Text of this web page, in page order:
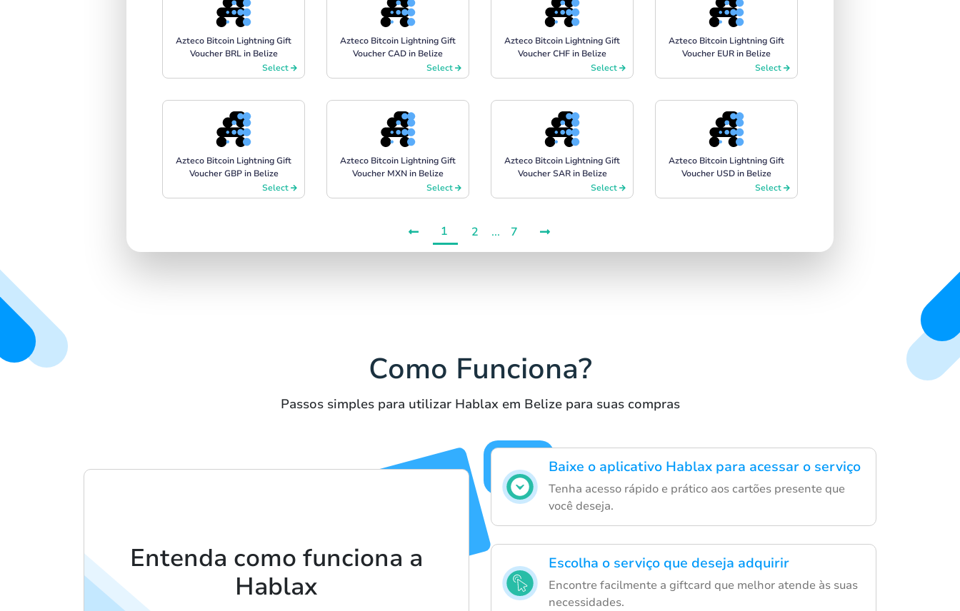
Azteco Bitcoin Lightning Gift
Voucher BRL in Belize
Select
Azteco Bitcoin Lightning Gift
Voucher CAD in Belize
Select
Azteco Bitcoin Lightning Gift
Voucher CHF in Belize
Select
Azteco Bitcoin Lightning Gift
Voucher EUR in Belize
Select
Azteco Bitcoin Lightning Gift
Voucher GBP in Belize
Select
Azteco Bitcoin Lightning Gift
Voucher MXN in Belize
Select
Azteco Bitcoin Lightning Gift
Voucher SAR in Belize
Select
Azteco Bitcoin Lightning Gift
Voucher USD in Belize
Select
1 2 ... 7
Como Funciona?
Passos simples para utilizar Hablax em Belize para suas compras
Baixe o aplicativo Hablax para acessar o serviço
Tenha acesso rápido e prático aos cartões presente que
você deseja.
Escolha o serviço que deseja adquirir
Encontre facilmente a giftcard que melhor atende às suas
necessidades.
Entenda como funciona a
Hablax